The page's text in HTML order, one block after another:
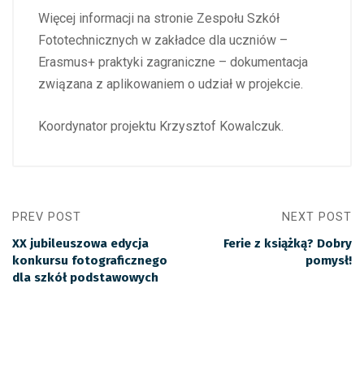
Więcej informacji na stronie Zespołu Szkół
Fototechnicznych w zakładce dla uczniów –
Erasmus+ praktyki zagraniczne – dokumentacja
związana z aplikowaniem o udział w projekcie.
Koordynator projektu Krzysztof Kowalczuk.
PREV POST
XX jubileuszowa edycja
konkursu fotograficznego
dla szkół podstawowych
NEXT POST
Ferie z książką? Dobry
pomysł!